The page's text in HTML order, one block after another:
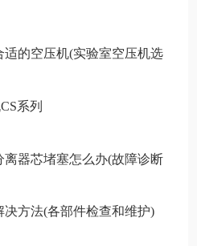
的空压机(实验室空压机选
系列
器芯堵塞怎么办(故障诊断
决方法(各部件检查和维护)